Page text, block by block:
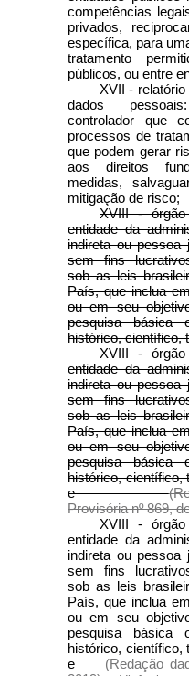
competências
privados,
específica, para
tratamento
públicos, ou entre
XVII -
dados
controlador que
processos de
que podem gerar
aos direitos
medidas,
mitigação de risco;
XVIII -
entidade da
indireta ou pessoa
sem fins
sob as leis
País, que inclua
ou em seu
pesquisa básica
histórico, científico,
XVIII -
entidade da
indireta ou pessoa
sem fins
sob as leis
País, que inclua
ou em seu
pesquisa básica
histórico, científico,
e
Provisória nº 869,
XVIII -
entidade da
indireta ou pessoa
sem fins
sob as leis
País, que inclua
ou em seu
pesquisa básica
histórico, científico,
e (Redação